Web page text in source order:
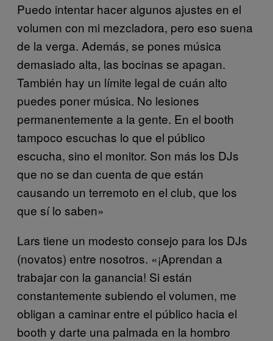
Puedo intentar hacer algunos ajustes en el
volumen con mi mezcladora, pero eso suena
de la verga. Además, se pones música
demasiado alta, las bocinas se apagan.
También hay un límite legal de cuán alto
puedes poner música. No lesiones
permanentemente a la gente. En el booth
tampoco escuchas lo que el público
escucha, sino el monitor. Son más los DJs
que no se dan cuenta de que están
causando un terremoto en el club, que los
que sí lo saben»
Lars tiene un modesto consejo para los DJs
(novatos) entre nosotros. «¡Aprendan a
trabajar con la ganancia! Si están
constantemente subiendo el volumen, me
obligan a caminar entre el público hacia el
booth y darte una palmada en la hombro